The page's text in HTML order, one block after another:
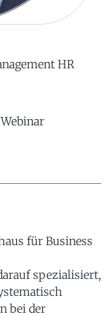
HR
für Business
spezialisiert,
bei der